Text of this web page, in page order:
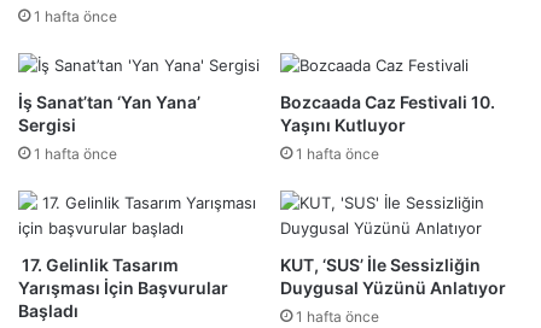
1 hafta önce
İş Sanat’tan ‘Yan Yana’
Sergisi
1 hafta önce
Bozcaada Caz Festivali 10.
Yaşını Kutluyor
1 hafta önce
17. Gelinlik Tasarım
Yarışması İçin Başvurular
Başladı
KUT, ‘SUS’ İle Sessizliğin
Duygusal Yüzünü Anlatıyor
1 hafta önce